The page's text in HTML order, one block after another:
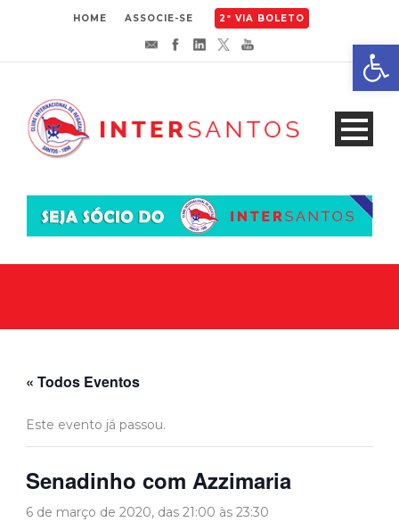
HOME ASSOCIE-SE 2ª VIA BOLETO
« Todos Eventos
Este evento já passou.
Senadinho com Azzimaria
6 de março de 2020, das 21:00 às 23:30
Abrir